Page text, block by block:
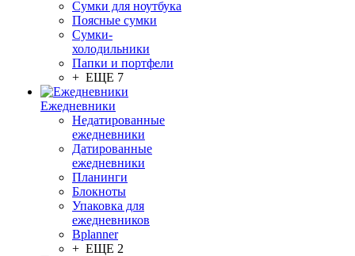
Сумки для ноутбука
Поясные сумки
Сумки-
холодильники
Папки и портфели
+ ЕЩЕ 7
Ежедневники
Недатированные
ежедневники
Датированные
ежедневники
Планинги
Блокноты
Упаковка для
ежедневников
Bplanner
+ ЕЩЕ 2